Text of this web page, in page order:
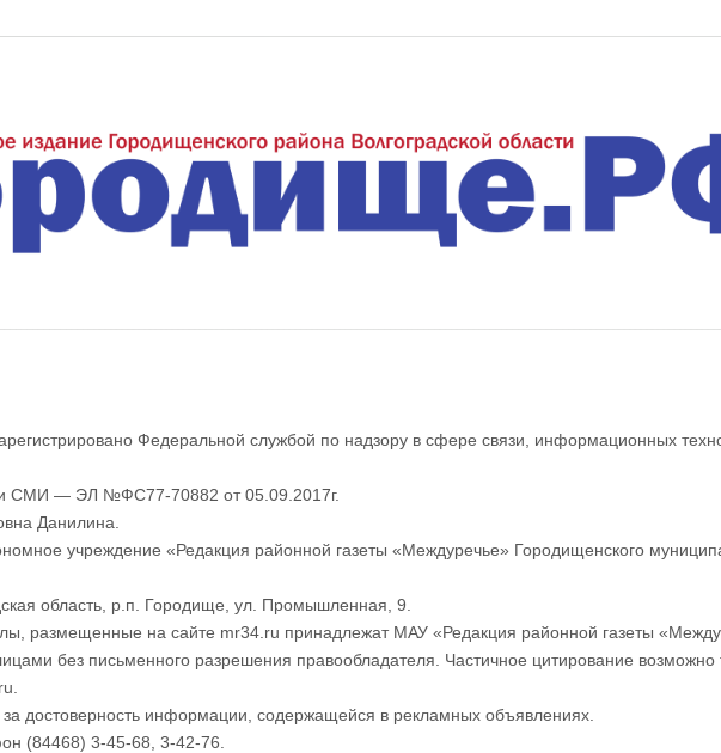
Федеральной службой по надзору в сфере связи, информационных
СМИ — ЭЛ №ФС77-70882 от 05.09.2017г.
Данилина.
учреждение «Редакция районной газеты «Междуречье» Городищенского
область, р.п. Городище, ул. Промышленная, 9.
размещенные на сайте mr34.ru принадлежат МАУ «Редакция районной газеты
без письменного разрешения правообладателя. Частичное цитирование возможно
за достоверность информации, содержащейся в рекламных объявлениях.
(84468) 3-45-68, 3-42-76.